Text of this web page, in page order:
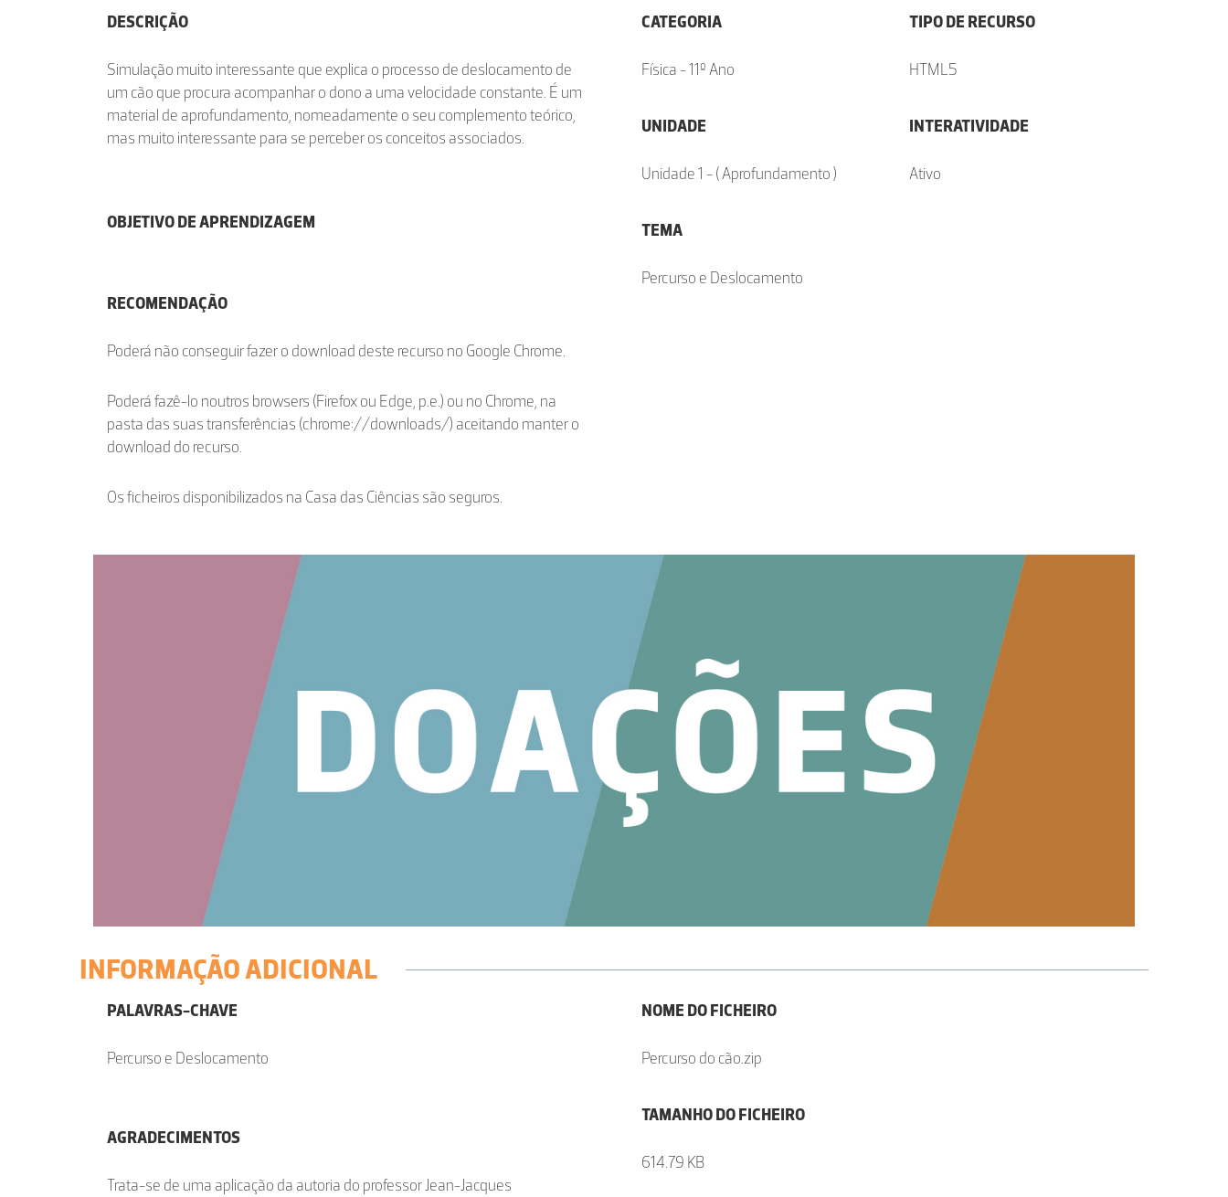
DESCRIÇÃO
Simulação muito interessante que explica o processo de deslocamento de
um cão que procura acompanhar o dono a uma velocidade constante. É um
material de aprofundamento, nomeadamente o seu complemento teórico,
mas muito interessante para se perceber os conceitos associados.
OBJETIVO DE APRENDIZAGEM
RECOMENDAÇÃO
Poderá não conseguir fazer o download deste recurso no Google Chrome.
Poderá fazê-lo noutros browsers (Firefox ou Edge, p.e.) ou no Chrome, na
pasta das suas transferências (chrome://downloads/) aceitando manter o
download do recurso.
Os ficheiros disponibilizados na Casa das Ciências são seguros.
CATEGORIA
Física - 11º Ano
UNIDADE
Unidade 1 - ( Aprofundamento )
TEMA
Percurso e Deslocamento
TIPO DE RECURSO
HTML5
INTERATIVIDADE
Ativo
INFORMAÇÃO ADICIONAL
PALAVRAS-CHAVE
Percurso e Deslocamento
AGRADECIMENTOS
Trata-se de uma aplicação da autoria do professor Jean-Jacques
NOME DO FICHEIRO
Percurso do cão.zip
TAMANHO DO FICHEIRO
614.79 KB